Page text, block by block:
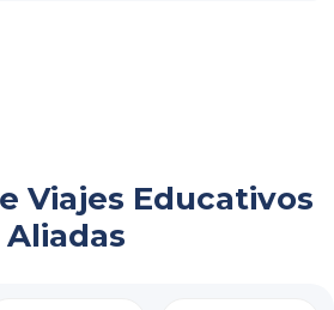
Viajes Educativos
Aliadas